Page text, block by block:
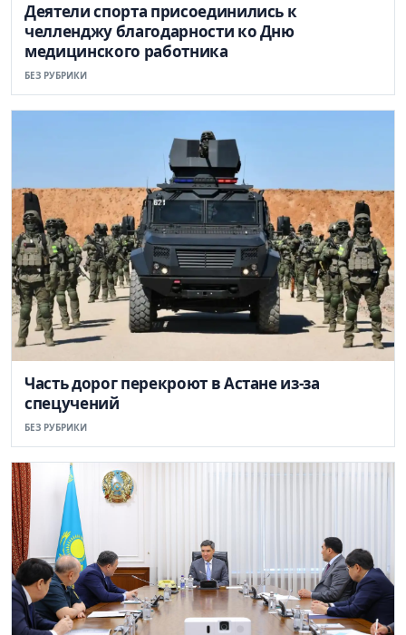
Деятели спорта присоединились к
челленджу благодарности ко Дню
медицинского работника
БЕЗ РУБРИКИ
Часть дорог перекроют в Астане из-за
спецучений
БЕЗ РУБРИКИ